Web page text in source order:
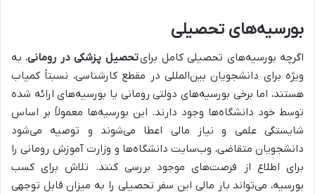
بورسیه‌های تحصیلی
اگرچه بورسیه‌های تحصیلی کامل برایتحصیل پزشکی در رومانی، به
ویژه برای دانشجویان بین‌المللی در مقطع کارشناسی، نسبتاً کمیاب
هستند، اما برخی بورسیه‌های دولتی رومانی یا بورسیه‌های ارائه شده
توسط خود دانشگاه‌ها وجود دارند. این بورسیه‌ها معمولاً بر اساس
شایستگی علمی و نیاز مالی اعطا می‌شوند و توصیه می‌شود
دانشجویان متقاضی، وب‌سایت دانشگاه‌ها و وزارت آموزش رومانی را
برای اطلاع از فرصت‌های موجود بررسی کنند. تلاش برای کسب
بورسیه، می‌تواند بار مالی این سفر تحصیلی را به میزان قابل توجهی